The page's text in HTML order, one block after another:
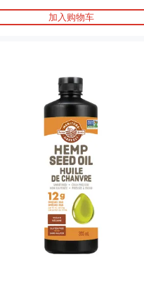
加入购物车